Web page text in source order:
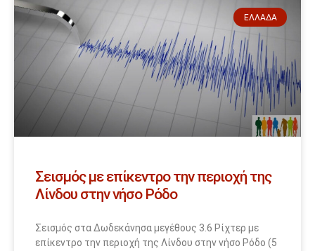
ΕΛΛΆΔΑ
Σεισμός με επίκεντρο την περιοχή της
Λίνδου στην νήσο Ρόδο
Σεισμός στα Δωδεκάνησα μεγέθους 3.6 Ρίχτερ με
επίκεντρο την περιοχή της Λίνδου στην νήσο Ρόδο (5